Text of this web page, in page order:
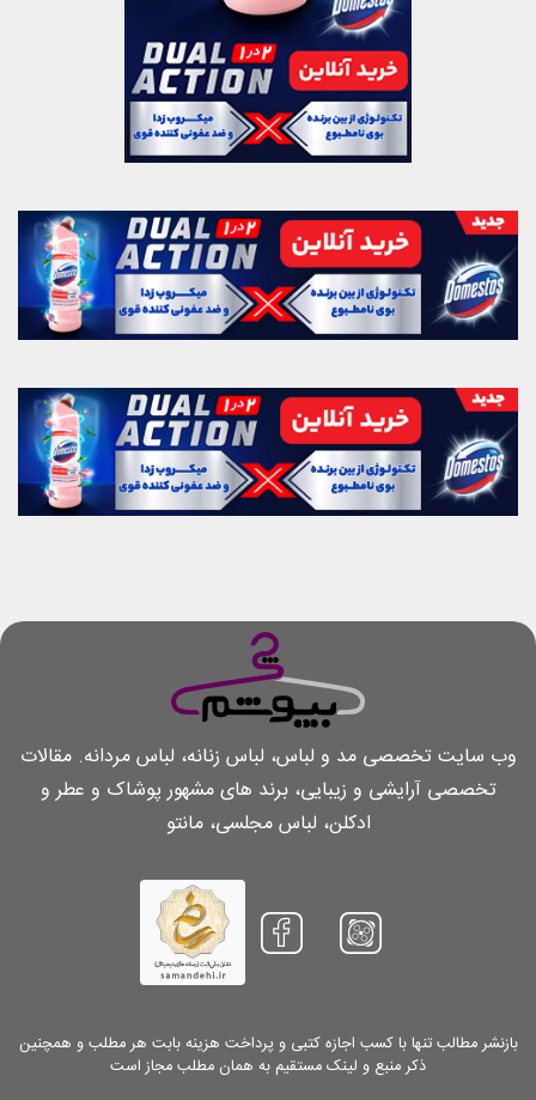
وب سایت تخصصی مد و لباس، لباس زنانه، لباس مردانه. مقالات
تخصصی آرایشی و زیبایی، برند های مشهور پوشاک و عطر و
ادکلن، لباس مجلسی، مانتو
بازنشر مطالب تنها با کسب اجازه کتبی و پرداخت هزینه بابت هر مطلب و همچنین
ذکر منبع و لینک مستقیم به همان مطلب مجاز است